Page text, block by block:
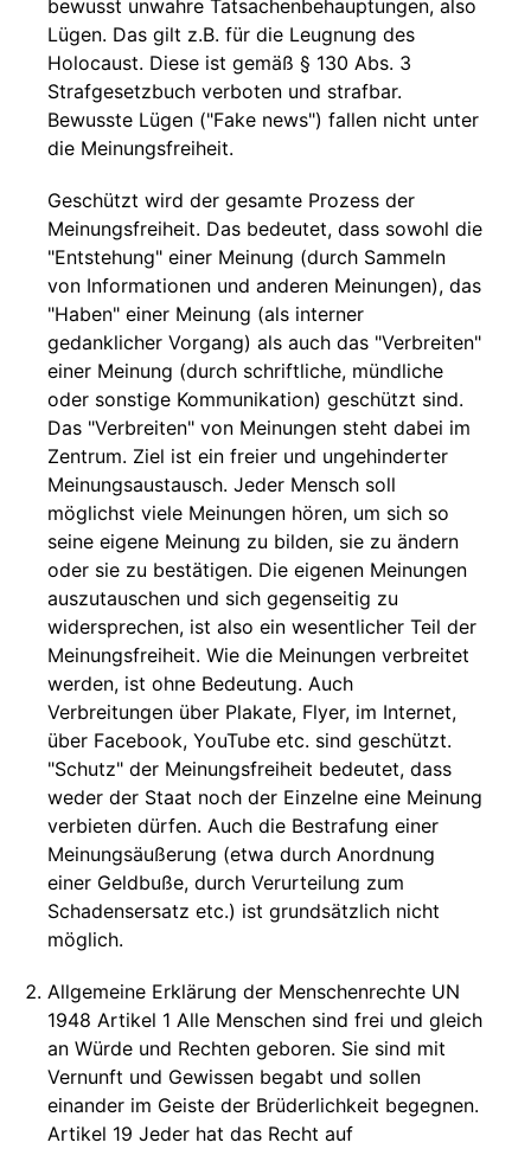
bewusst unwahre Tatsachenbehauptungen, also
Lügen. Das gilt z.B. für die Leugnung des
Holocaust. Diese ist gemäß § 130 Abs. 3
Strafgesetzbuch verboten und strafbar.
Bewusste Lügen ("Fake news") fallen nicht unter
die Meinungsfreiheit.
Geschützt wird der gesamte Prozess der
Meinungsfreiheit. Das bedeutet, dass sowohl die
"Entstehung" einer Meinung (durch Sammeln
von Informationen und anderen Meinungen), das
"Haben" einer Meinung (als interner
gedanklicher Vorgang) als auch das "Verbreiten"
einer Meinung (durch schriftliche, mündliche
oder sonstige Kommunikation) geschützt sind.
Das "Verbreiten" von Meinungen steht dabei im
Zentrum. Ziel ist ein freier und ungehinderter
Meinungsaustausch. Jeder Mensch soll
möglichst viele Meinungen hören, um sich so
seine eigene Meinung zu bilden, sie zu ändern
oder sie zu bestätigen. Die eigenen Meinungen
auszutauschen und sich gegenseitig zu
widersprechen, ist also ein wesentlicher Teil der
Meinungsfreiheit. Wie die Meinungen verbreitet
werden, ist ohne Bedeutung. Auch
Verbreitungen über Plakate, Flyer, im Internet,
über Facebook, YouTube etc. sind geschützt.
"Schutz" der Meinungsfreiheit bedeutet, dass
weder der Staat noch der Einzelne eine Meinung
verbieten dürfen. Auch die Bestrafung einer
Meinungsäußerung (etwa durch Anordnung
einer Geldbuße, durch Verurteilung zum
Schadensersatz etc.) ist grundsätzlich nicht
möglich.
Allgemeine Erklärung der Menschenrechte UN
1948 Artikel 1 Alle Menschen sind frei und gleich
an Würde und Rechten geboren. Sie sind mit
Vernunft und Gewissen begabt und sollen
einander im Geiste der Brüderlichkeit begegnen.
Artikel 19 Jeder hat das Recht auf